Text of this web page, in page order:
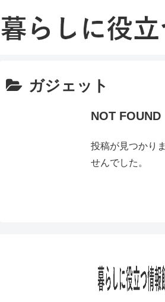
ガジェット
NOT FOUND
投稿が見つかりま
せんでした。